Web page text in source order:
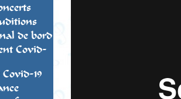
de bord
Covid-
19